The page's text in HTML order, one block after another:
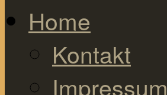
Home
Kontakt
Impressum